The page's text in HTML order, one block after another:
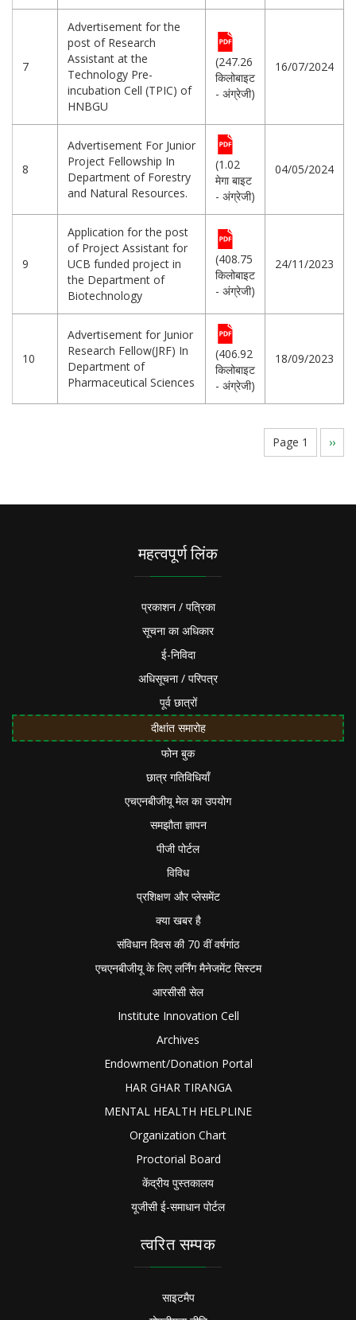
7
Advertisement for the
post of Research
Assistant at the
Technology Pre-
incubation Cell (TPIC) of
HNBGU
(247.26
किलोबाइट
- अंग्रेजी)
16/07/2024
8
Advertisement For Junior
Project Fellowship In
Department of Forestry
and Natural Resources.
(1.02
मेगा बाइट
- अंग्रेजी)
04/05/2024
9
Application for the post
of Project Assistant for
UCB funded project in
the Department of
Biotechnology
(408.75
किलोबाइट
- अंग्रेजी)
24/11/2023
10
Advertisement for Junior
Research Fellow(JRF) In
Department of
Pharmaceutical Sciences
(406.92
किलोबाइट
- अंग्रेजी)
18/09/2023
Page 1
Next
page
››
महत्वपूर्ण लिंक
प्रकाशन / पत्रिका
सूचना का अधिकार
ई-निविदा
अधिसूचना / परिपत्र
पूर्व छात्रों
दीक्षांत समारोह
फोन बुक
छात्र गतिविधियाँ
एचएनबीजीयू मेल का उपयोग
समझौता ज्ञापन
पीजी पोर्टल
विविध
प्रशिक्षण और प्लेसमेंट
क्या खबर है
संविधान दिवस की 70 वीं वर्षगांठ
एचएनबीजीयू के लिए लर्निंग मैनेजमेंट सिस्टम
आरसीसी सेल
Institute Innovation Cell
Archives
Endowment/Donation Portal
HAR GHAR TIRANGA
MENTAL HEALTH HELPLINE
Organization Chart
Proctorial Board
केंद्रीय पुस्तकालय
यूजीसी ई-समाधान पोर्टल
त्वरित सम्पक
साइटमैप